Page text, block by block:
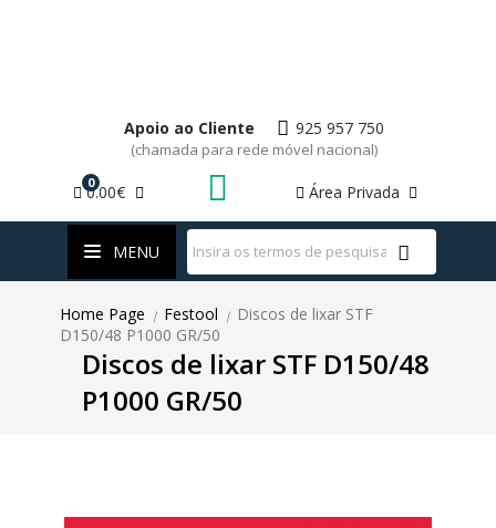
WhatsApp
Apoio ao Cliente 925 957 750
(chamada para rede móvel nacional)
Área Privada
0
0.00€
MENU
Home Page | Festool | Discos de lixar STF
D150/48 P1000 GR/50
Discos de lixar STF D150/48
P1000 GR/50